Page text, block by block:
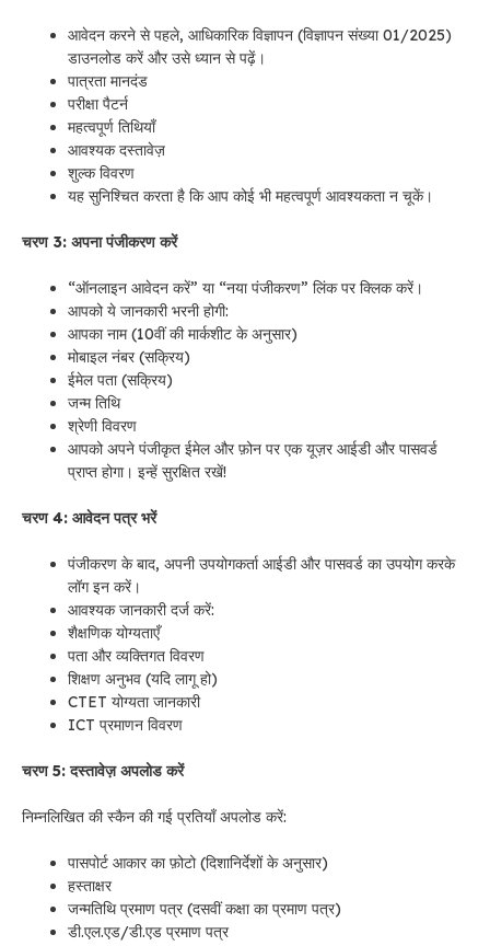
आवेदन करने से पहले, आधिकारिक विज्ञापन (विज्ञापन संख्या 01/2025)
डाउनलोड करें और उसे ध्यान से पढ़ें।
पात्रता मानदंड
परीक्षा पैटर्न
महत्वपूर्ण तिथियाँ
आवश्यक दस्तावेज़
शुल्क विवरण
यह सुनिश्चित करता है कि आप कोई भी महत्वपूर्ण आवश्यकता न चूकें।
चरण 3: अपना पंजीकरण करें
“ऑनलाइन आवेदन करें” या “नया पंजीकरण” लिंक पर क्लिक करें।
आपको ये जानकारी भरनी होगी:
आपका नाम (10वीं की मार्कशीट के अनुसार)
मोबाइल नंबर (सक्रिय)
ईमेल पता (सक्रिय)
जन्म तिथि
श्रेणी विवरण
आपको अपने पंजीकृत ईमेल और फ़ोन पर एक यूज़र आईडी और पासवर्ड
प्राप्त होगा। इन्हें सुरक्षित रखें!
चरण 4: आवेदन पत्र भरें
पंजीकरण के बाद, अपनी उपयोगकर्ता आईडी और पासवर्ड का उपयोग करके
लॉग इन करें।
आवश्यक जानकारी दर्ज करें:
शैक्षणिक योग्यताएँ
पता और व्यक्तिगत विवरण
शिक्षण अनुभव (यदि लागू हो)
CTET योग्यता जानकारी
ICT प्रमाणन विवरण
चरण 5: दस्तावेज़ अपलोड करें
निम्नलिखित की स्कैन की गई प्रतियाँ अपलोड करें:
पासपोर्ट आकार का फ़ोटो (दिशानिर्देशों के अनुसार)
हस्ताक्षर
जन्मतिथि प्रमाण पत्र (दसवीं कक्षा का प्रमाण पत्र)
डी.एल.एड/डी.एड प्रमाण पत्र